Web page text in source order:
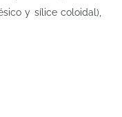
y sílice coloidal),